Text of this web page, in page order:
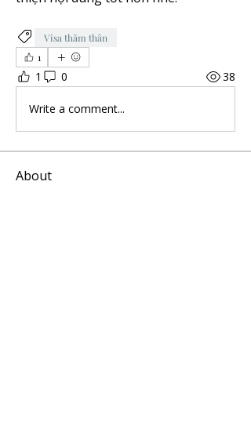
Visa thăm thân
1
1 0 38
Write a comment...
About